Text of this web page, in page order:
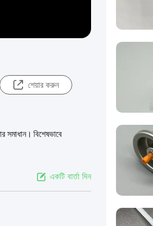
শেয়ার করুন
সমাধান। বিশেষভাবে
একটি বার্তা দিন